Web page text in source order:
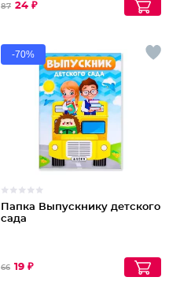
87 24 ₽
-70%
Папка Выпускнику детского
сада
66 19 ₽